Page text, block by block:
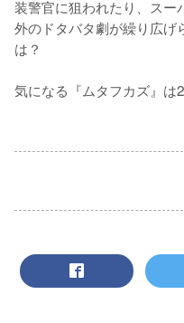
装警官に狙われたり、ス
外のドタバタ劇が繰り広げ
は？
気になる『ムタフカズ』は